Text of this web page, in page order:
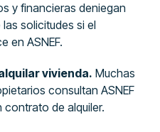
y financieras deniegan
solicitudes si el
en ASNEF.
vivienda. Muchas
consultan ASNEF
contrato de alquiler.